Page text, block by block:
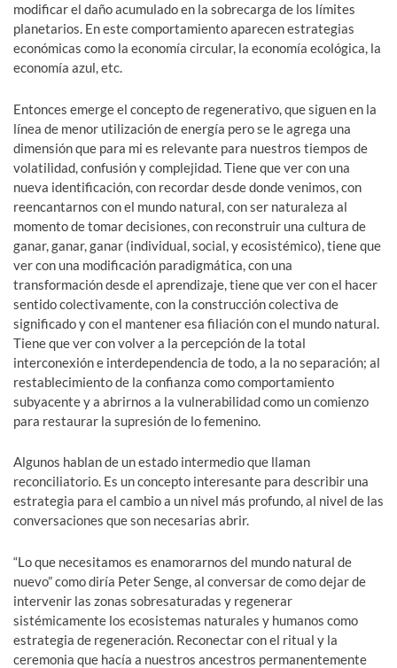
modificar el daño acumulado en la sobrecarga de los límites
planetarios. En este comportamiento aparecen estrategias
económicas como la economía circular, la economía ecológica, la
economía azul, etc.
Entonces emerge el concepto de regenerativo, que siguen en la
línea de menor utilización de energía pero se le agrega una
dimensión que para mi es relevante para nuestros tiempos de
volatilidad, confusión y complejidad. Tiene que ver con una
nueva identificación, con recordar desde donde venimos, con
reencantarnos con el mundo natural, con ser naturaleza al
momento de tomar decisiones, con reconstruir una cultura de
ganar, ganar, ganar (individual, social, y ecosistémico), tiene que
ver con una modificación paradigmática, con una
transformación desde el aprendizaje, tiene que ver con el hacer
sentido colectivamente, con la construcción colectiva de
significado y con el mantener esa filiación con el mundo natural.
Tiene que ver con volver a la percepción de la total
interconexión e interdependencia de todo, a la no separación; al
restablecimiento de la confianza como comportamiento
subyacente y a abrirnos a la vulnerabilidad como un comienzo
para restaurar la supresión de lo femenino.
Algunos hablan de un estado intermedio que llaman
reconciliatorio. Es un concepto interesante para describir una
estrategia para el cambio a un nivel más profundo, al nivel de las
conversaciones que son necesarias abrir.
“Lo que necesitamos es enamorarnos del mundo natural de
nuevo” como diría Peter Senge, al conversar de como dejar de
intervenir las zonas sobresaturadas y regenerar
sistémicamente los ecosistemas naturales y humanos como
estrategia de regeneración. Reconectar con el ritual y la
ceremonia que hacía a nuestros ancestros permanentemente